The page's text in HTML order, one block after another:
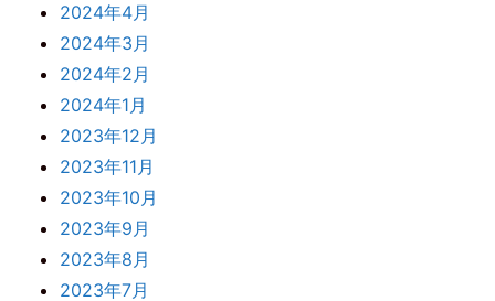
2024年4月
2024年3月
2024年2月
2024年1月
2023年12月
2023年11月
2023年10月
2023年9月
2023年8月
2023年7月